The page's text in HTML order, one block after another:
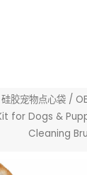
硅胶宠物点心袋 /
for Dogs &
Cleaning